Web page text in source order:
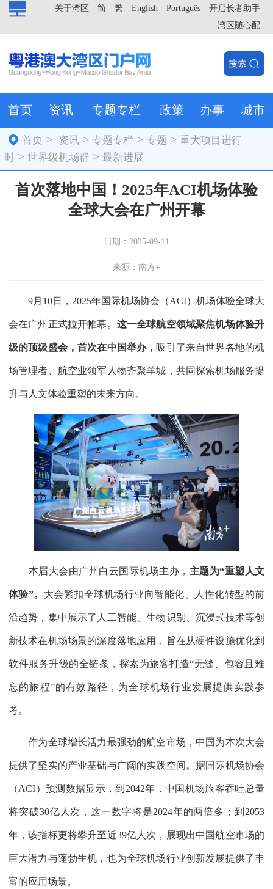
开启长者助手
Português
English
繁
简
关于湾区
湾区随心配
首页 资讯 专题专栏 政策 办事 城市
首页 > 资讯 >专题专栏 >专题 >重大项目进行
时 > 世界级机场群 > 最新进展
首次落地中国！2025年ACI机场体验
全球大会在广州开幕
日期：2025-09-11
来源：南方+
9月10日，2025年国际机场协会（ACI）机场体验全球大
会在广州正式拉开帷幕。 这一全球航空领域聚焦机场体验升
级的顶级盛会，首次在中国举办， 吸引了来自世界各地的机
场管理者、航空业领军人物齐聚羊城，共同探索机场服务提
升与人文体验重塑的未来方向。
本届大会由广州白云国际机场主办， 主题为“重塑人文
体验”。 大会紧扣全球机场行业向智能化、人性化转型的前
沿趋势，集中展示了人工智能、生物识别、沉浸式技术等创
新技术在机场场景的深度落地应用，旨在从硬件设施优化到
软件服务升级的全链条，探索为旅客打造“无缝、包容且难
忘的旅程”的有效路径，为全球机场行业发展提供实践参
考。
作为全球增长活力最强劲的航空市场，中国为本次大会
提供了坚实的产业基础与广阔的实践空间。据国际机场协会
（ACI）预测数据显示，到2042年，中国机场旅客吞吐总量
将突破30亿人次，这一数字将是2024年的两倍多；到2053
年，该指标更将攀升至近39亿人次，展现出中国航空市场的
巨大潜力与蓬勃生机，也为全球机场行业创新发展提供了丰
富的应用场景。